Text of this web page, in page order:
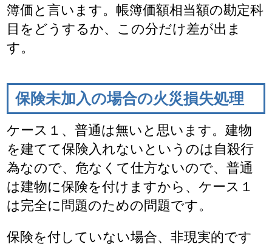
簿価と言います。帳簿価額相当額の勘定科
目をどうするか、この分だけ差が出ま
す。
保険未加入の場合の火災損失処理
ケース１、普通は無いと思います。建物
を建てて保険入れないというのは自殺行
為なので、危なくて仕方ないので、普通
は建物に保険を付けますから、ケース１
は完全に問題のための問題です。
保険を付していない場合、非現実的です